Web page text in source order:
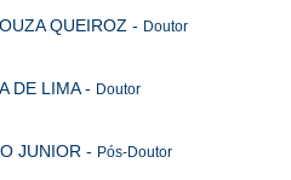
QUEIROZ - Doutor
DE LIMA- Doutor
JUNIOR - Pós-Doutor